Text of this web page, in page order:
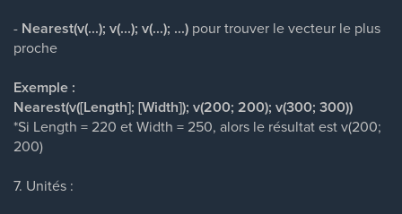
- Nearest(v(...); v(...); v(...); ...) pour trouver le vecteur le plus
proche
Exemple :
Nearest(v([Length]; [Width]); v(200; 200); v(300; 300))
*Si Length = 220 et Width = 250, alors le résultat est v(200;
200)
7. Unités :